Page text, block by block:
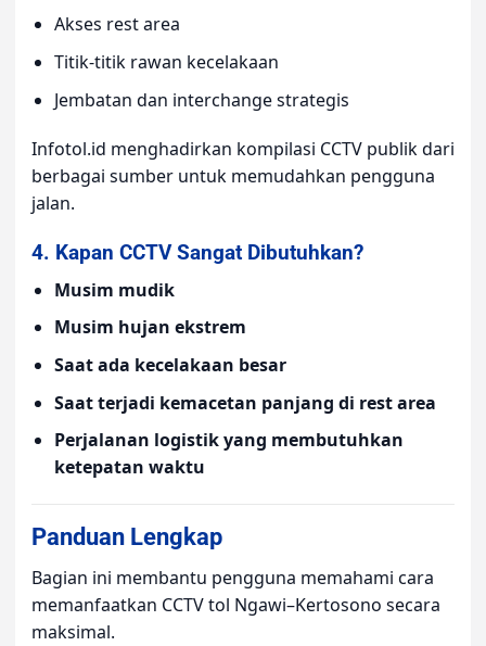
Akses rest area
Titik-titik rawan kecelakaan
Jembatan dan interchange strategis
Infotol.id menghadirkan kompilasi CCTV publik dari
berbagai sumber untuk memudahkan pengguna
jalan.
4. Kapan CCTV Sangat Dibutuhkan?
Musim mudik
Musim hujan ekstrem
Saat ada kecelakaan besar
Saat terjadi kemacetan panjang di rest area
Perjalanan logistik yang membutuhkan
ketepatan waktu
Panduan Lengkap
Bagian ini membantu pengguna memahami cara
memanfaatkan CCTV tol Ngawi–Kertosono secara
maksimal.